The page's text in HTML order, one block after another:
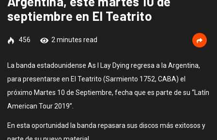
septiembre en El Teatrito
456 2 minutes read
La banda estadounidense As I Lay Dying regresa a la Argentina,
para presentarse en El Teatrito (Sarmiento 1752, CABA) el
próximo Martes 10 de Septiembre, fecha que es parte de su “Latín
American Tour 2019”.
En esta oportunidad la banda repasara sus discos más exitosos y